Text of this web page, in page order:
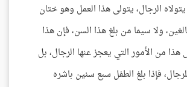
الرجال، يتولى هذا العمل وهو ختان
ولا سيما من بلغ هذا السن، فإن هذا
من الأمور التي يعجز عنها الرجال، بل
فإذا بلغ الطفل سبع سنين باشره